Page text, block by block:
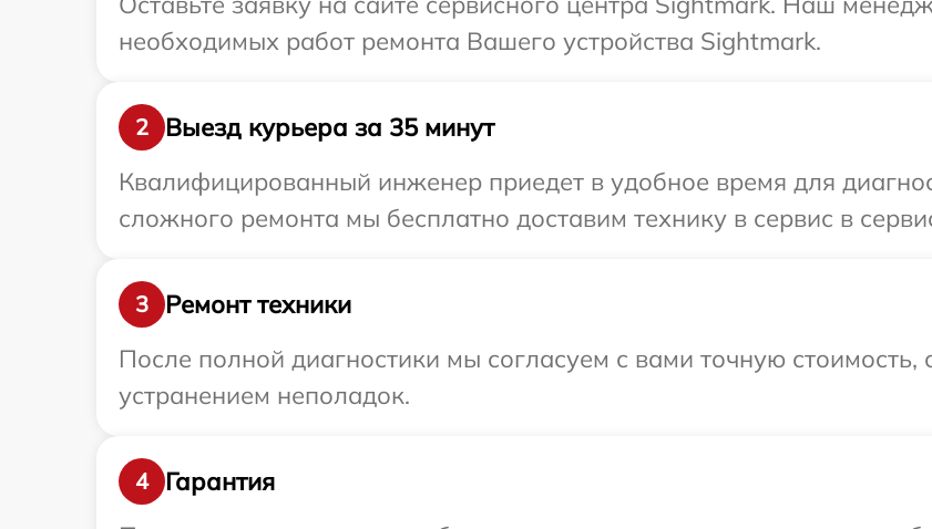
необходимых работ ремонта Вашего устройства Sightmark.
2
Выезд курьера за 35 минут
Квалифицированный инженер приедет в удобное время для
сложного ремонта мы бесплатно доставим технику в сервис в
3
Ремонт техники
После полной диагностики мы согласуем с вами точную
устранением неполадок.
4
Гарантия